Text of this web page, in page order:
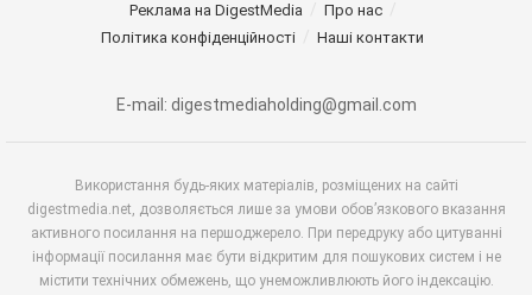
Реклама на DigestMedia
Про нас
Політика конфіденційності
Наші контакти
E-mail: digestmediaholding@gmail.com
Використання будь-яких матеріалів, розміщених на сайті
digestmedia.net, дозволяється лише за умови обов’язкового вказання
активного посилання на першоджерело. При передруку або цитуванні
інформації посилання має бути відкритим для пошукових систем і не
містити технічних обмежень, що унеможливлюють його індексацію.